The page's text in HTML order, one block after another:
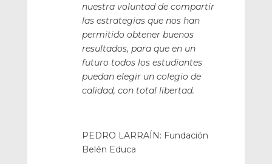
nuestra voluntad de compartir
las estrategias que nos han
permitido obtener buenos
resultados, para que en un
futuro todos los estudiantes
puedan elegir un colegio de
calidad, con total libertad.
PEDRO LARRAÍN: Fundación
Belén Educa